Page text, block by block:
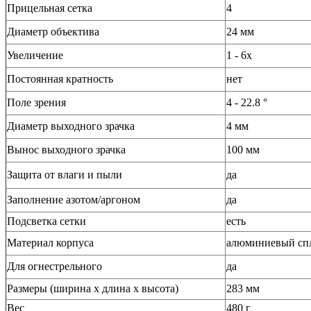
Прицельная сетка
4
Диаметр объектива
24 мм
Увеличение
1 - 6x
Постоянная кратность
нет
Поле зрения
4 - 22.8 °
Диаметр выходного зрачка
4 мм
Вынос выходного зрачка
100 мм
Защита от влаги и пыли да
Заполнение азотом/аргоном
да
Подсветка сетки
есть
Материал корпуса
алюминиевый
Для огнестрельного
да
Размеры (ширина x длина x высота)
283 мм
Вес
480 г